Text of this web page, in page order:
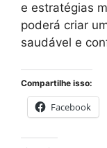
e estratégias
poderá criar
saudável e
Compartilhe isso:
Facebook